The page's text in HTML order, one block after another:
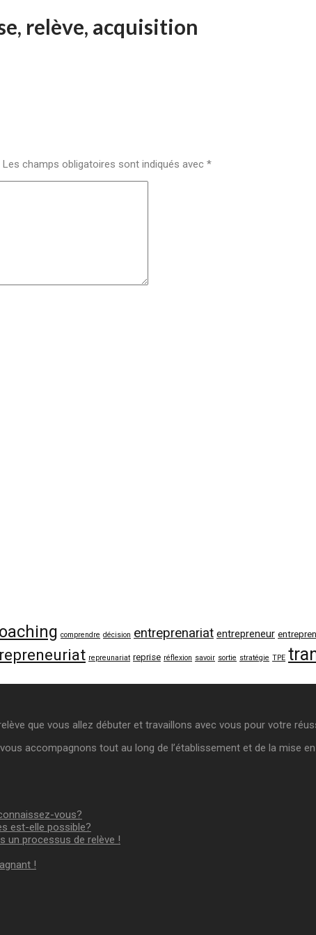
relève, acquisition
Les champs obligatoires sont indiqués avec *
comprendre décision entreprenariat entrepreneur
repreneuriat repreunariat reprise réflexion savoir sortie stratégie TPE
que vous allez débuter et travaillons avec vous pour votre
accompagnons tout au long de l’établissement et de la mise en
vous?
est-elle possible?
un processus de relève !
!